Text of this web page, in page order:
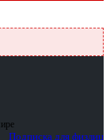
Подписка для физлиц